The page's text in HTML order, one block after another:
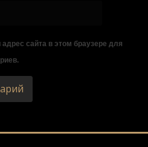
сайта в этом браузере для